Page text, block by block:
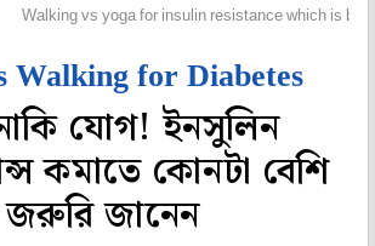
Walking vs yoga for insulin resistance which is
Walking for Diabetes
যোগ! ইনসুলিন
কমাতে কোনটা বেশি
জরুরি জানেন